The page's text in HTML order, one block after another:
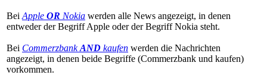
Bei Apple OR Nokia werden alle News angezeigt, in denen
entweder der Begriff Apple oder der Begriff Nokia steht.
Bei CommerzbankAND kaufen werden die Nachrichten
angezeigt, in denen beide Begriffe (Commerzbank und kaufen)
vorkommen.